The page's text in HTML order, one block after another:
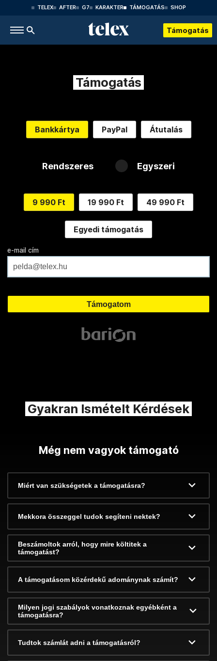
TELEX AFTER G7 KARAKTER TÁMOGATÁS SHOP
Támogatás
Támogatás
Bankkártya PayPal Átutalás
Rendszeres Egyszeri
9 990 Ft 19 990 Ft 49 990 Ft
Egyedi támogatás
e-mail cím
Gyakran Ismételt Kérdések
Még nem vagyok támogató
Miért van szükségetek a támogatásra?
Mekkora összeggel tudok segíteni nektek?
Beszámoltok arról, hogy mire költitek a
támogatást?
A támogatásom közérdekű adománynak számít?
Milyen jogi szabályok vonatkoznak egyébként a
támogatásra?
Tudtok számlát adni a támogatásról?